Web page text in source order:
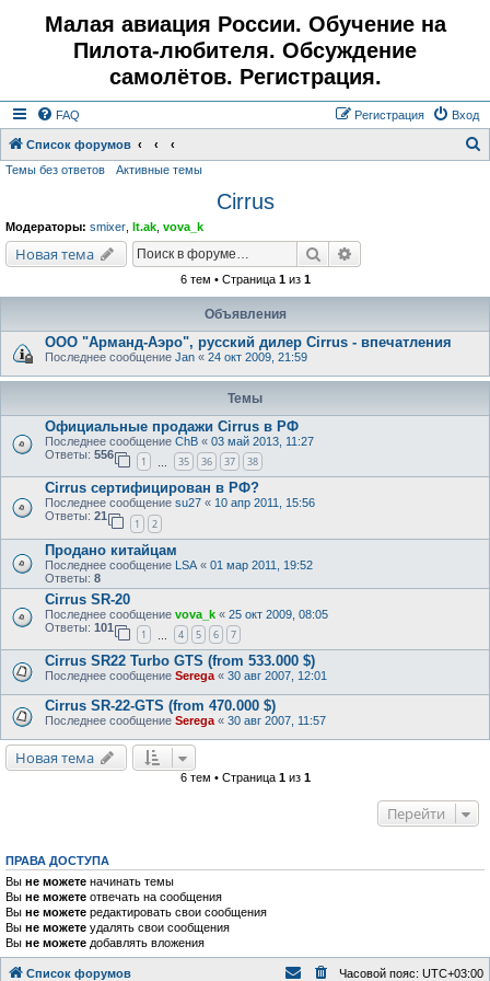
Малая авиация России. Обучение на
Пилота-любителя. Обсуждение
самолётов. Регистрация.
FAQ Вход
Регистрация
Список форумов
Темы без ответов Активные темы
Cirrus
Модераторы: smixer lt.ak vova_k
Новая тема Поиск
6 тем • Страница 1из 1
Объявления
ООО "Арманд-Аэро", русский дилер Cirrus - впечатления
Последнее сообщение Jan « 24 окт 2009, 21:59
Темы
Официальные продажи Cirrus в РФ
Последнее сообщение ChB « 03 май 2013, 11:27
Ответы: 556
1 35 36 37 38
Cirrus сертифицирован в РФ?
Последнее сообщение su27 « 10 апр 2011, 15:56
Ответы: 21
1 2
Продано китайцам
Последнее сообщение LSA « 01 мар 2011, 19:52
Ответы: 8
Cirrus SR-20
Последнее сообщение vova_k « 25 окт 2009, 08:05
Ответы: 101
1 4 5 6 7
Cirrus SR22 Turbo GTS (from 533.000 $)
Последнее сообщение Serega« 30 авг 2007, 12:01
Cirrus SR-22-GTS (from 470.000 $)
Последнее сообщение Serega« 30 авг 2007, 11:57
Новая тема
6 тем • Страница 1из 1
Перейти
ПРАВА ДОСТУПА
Вы не можете начинать темы
Вы не можете отвечать на сообщения
Вы не можете редактировать свои сообщения
Вы не можете удалять свои сообщения
Вы не можете добавлять вложения
Список форумов Часовой пояс: UTC+03:00